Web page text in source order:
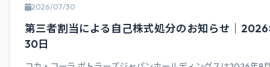
2026/07/30
第三者割当による自己株式処分のお知らせ｜
30日